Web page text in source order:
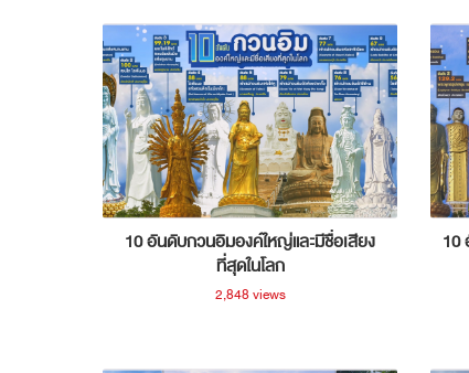
10 อันดับกวนอิมองค์ใหญ่และมีชื่อเสียง
ที่สุดในโลก
2,848 views
10